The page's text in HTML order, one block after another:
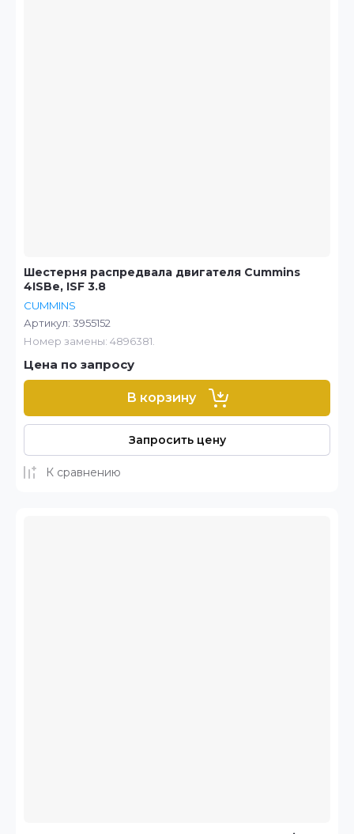
Шестерня распредвала двигателя Cummins
4ISBe, ISF 3.8
CUMMINS
Артикул: 3955152
Номер замены: 4896381.
Цена по запросу
В корзину
Запросить цену
К сравнению